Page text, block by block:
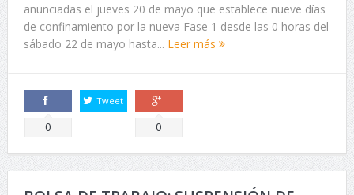
anunciadas el jueves 20 de mayo que establece nueve días
de confinamiento por la nueva Fase 1 desde las 0 horas del
sábado 22 de mayo hasta... Leer más
Comparte
0
Tweet
Comparte
0